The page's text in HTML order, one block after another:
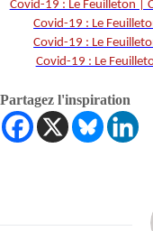
Covid-19 : Le Feuilleton |
Covid-19 : Le
Covid-19 : Le
Covid-19 : Le
Partagez l'inspiration